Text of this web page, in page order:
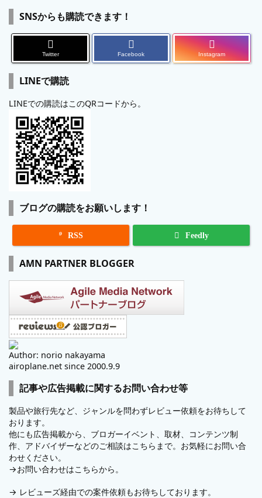
SNSからも購読できます！
Twitter Facebook Instagram
LINEで購読
LINEでの購読はこのQRコードから。
ブログの購読をお願いします！
 RSS Feedly
AMN PARTNER BLOGGER
Author: norio nakayama
airoplane.net since 2000.9.9
記事や広告掲載に関するお問い合わせ等
製品や旅行先など、ジャンルを問わずレビュー依頼をお待ちして
おります。
他にも広告掲載から、ブロガーイベント、取材、コンテンツ制
作、アドバイザーなどのご相談はこちらまで。お気軽にお問い合
わせください。
→お問い合わせはこちらから。
→ レビューズ経由での案件依頼もお待ちしております。